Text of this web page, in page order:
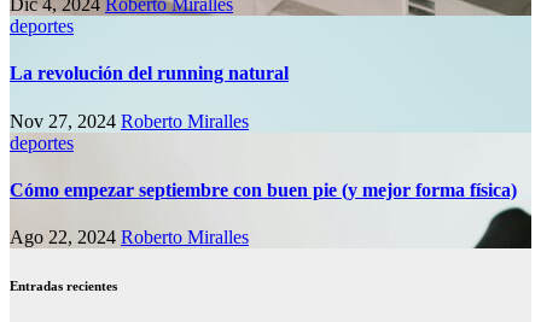
Dic 4, 2024 Roberto Miralles
deportes
La revolución del running natural
Nov 27, 2024 Roberto Miralles
deportes
Cómo empezar septiembre con buen pie (y mejor forma física)
Ago 22, 2024 Roberto Miralles
Entradas recientes